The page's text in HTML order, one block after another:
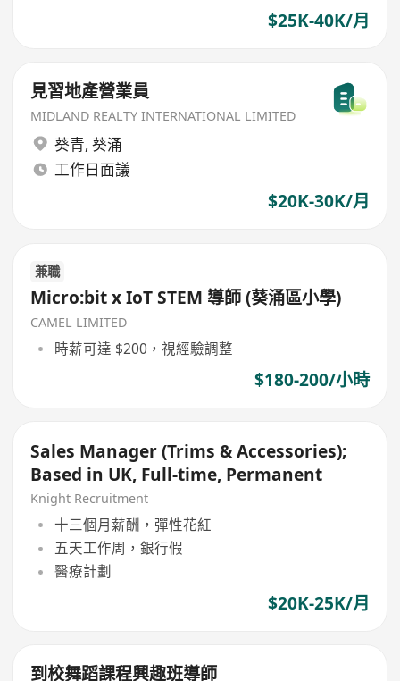
$25K-40K/月
見習地產營業員
MIDLAND REALTY INTERNATIONAL LIMITED
葵青, 葵涌
工作日面議
$20K-30K/月
兼職
Micro:bit x IoT STEM 導師 (葵涌區小學)
CAMEL LIMITED
時薪可達 $200，視經驗調整
$180-200/小時
Sales Manager (Trims & Accessories);
Based in UK, Full-time, Permanent
Knight Recruitment
十三個月薪酬，彈性花紅
五天工作周，銀行假
醫療計劃
$20K-25K/月
到校舞蹈課程興趣班導師